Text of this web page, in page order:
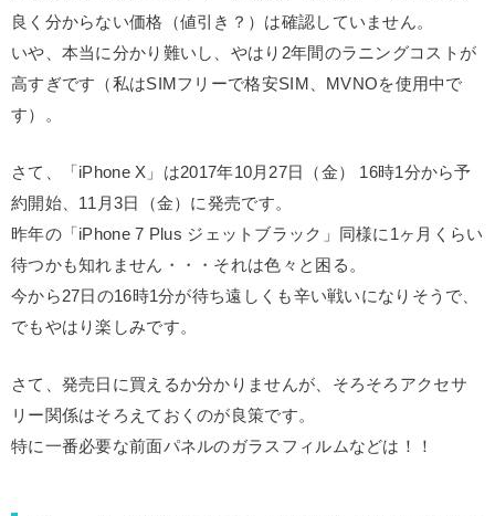
良く分からない価格（値引き？）は確認していません。
いや、本当に分かり難いし、やはり2年間のラニングコストが
高すぎです（私はSIMフリーで格安SIM、MVNOを使用中で
す）。
さて、「iPhone X」は2017年10月27日（金） 16時1分から予
約開始、11月3日（金）に発売です。
昨年の「iPhone 7 Plus ジェットブラック」同様に1ヶ月くらい
待つかも知れません・・・それは色々と困る。
今から27日の16時1分が待ち遠しくも辛い戦いになりそうで、
でもやはり楽しみです。
さて、発売日に買えるか分かりませんが、そろそろアクセサ
リー関係はそろえておくのが良策です。
特に一番必要な前面パネルのガラスフィルムなどは！！